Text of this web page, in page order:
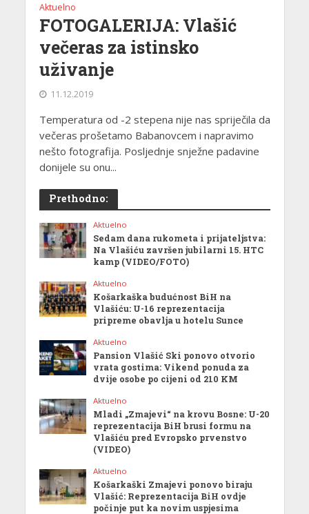
Aktuelno
FOTOGALERIJA: Vlašić
večeras za istinsko
uživanje
11.12.2019
Temperatura od -2 stepena nije nas spriječila da
večeras prošetamo Babanovcem i napravimo
nešto fotografija. Posljednje snježne padavine
donijele su onu...
Prethodno:
Aktuelno
Sedam dana rukometa i prijateljstva:
Na Vlašiću završen jubilarni 15. HTC
kamp (VIDEO/FOTO)
Aktuelno
Košarkaška budućnost BiH na
Vlašiću: U-16 reprezentacija
pripreme obavlja u hotelu Sunce
Aktuelno
Pansion Vlašić Ski ponovo otvorio
vrata gostima: Vikend ponuda za
dvije osobe po cijeni od 210 KM
Aktuelno
Mladi „Zmajevi“ na krovu Bosne: U-20
reprezentacija BiH brusi formu na
Vlašiću pred Evropsko prvenstvo
(VIDEO)
Aktuelno
Košarkaški Zmajevi ponovo biraju
Vlašić: Reprezentacija BiH ovdje
počinje put ka novim uspjesima